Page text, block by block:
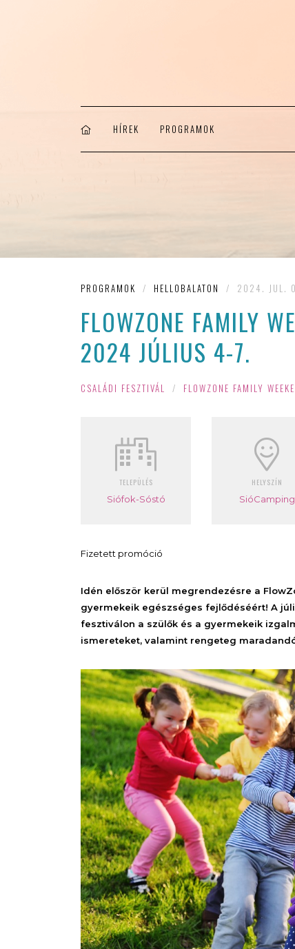
HÍREK PROGRAMOK
PROGRAMOK / HELLOBALATON / 2024. JUL.
FLOWZONE FAMILY
2024 JÚLIUS 4-7.
CSALÁDI FESZTIVÁL / FLOWZONE FAMILY
TELEPÜLÉS
Siófok-Sóstó
HELYSZÍN
SióCamping
Fizetett promóció
Idén először kerül megrendezésre a
gyermekeik egészséges fejlődéséért! A
fesztiválon a szülők és a gyermekeik
ismereteket, valamint rengeteg